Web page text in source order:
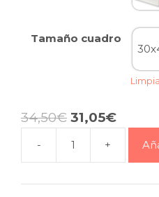
Tamaño cuadro
34,50€ 31,05€
-
pink
+